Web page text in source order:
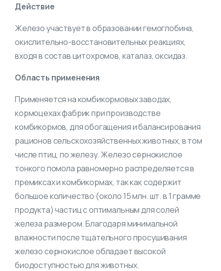
Действие
Железо участвует в образовании гемоглобина,
окислительно-восстановительных реакциях,
входя в состав цитохромов, каталаз, оксидаз.
Область применения
Применяется на комбикормовых заводах,
кормоцехах фабрик при производстве
комбикормов, для обогащения и балансирования
рационов сельскохозяйственных животных, в том
числе птиц, по железу. Железо сернокислое
тонкого помола равномерно распределяется в
премиксах и комбикормах, так как содержит
большое количество (около 15 млн. шт. в 1 грамме
продукта) частиц с оптимальным для солей
железа размером. Благодаря минимальной
влажности после тщательного просушивания
железо сернокислое обладает высокой
биодоступностью для животных.